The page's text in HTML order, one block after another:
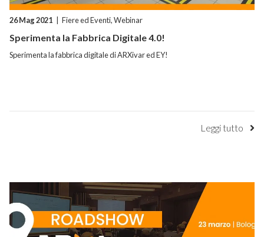
26 Mag 2021 Fiere ed Eventi,Webinar
Sperimenta la Fabbrica Digitale 4.0!
Sperimenta la fabbrica digitale di ARXivar ed EY!
Leggi tutto